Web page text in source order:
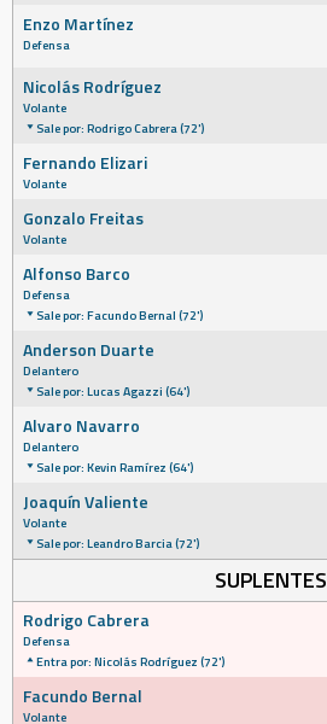
Enzo Martínez
Defensa
Nicolás Rodríguez
Volante
Sale por: Rodrigo Cabrera (72')
Fernando Elizari
Volante
Gonzalo Freitas
Volante
Alfonso Barco
Defensa
Sale por: Facundo Bernal (72')
Anderson Duarte
Delantero
Sale por: Lucas Agazzi (64')
Alvaro Navarro
Delantero
Sale por: Kevin Ramírez (64')
Joaquín Valiente
Volante
Sale por: Leandro Barcia (72')
SUPLENTES
Rodrigo Cabrera
Defensa
Entra por: Nicolás Rodríguez (72')
Facundo Bernal
Volante